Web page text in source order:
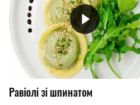
Равіолі зі шпинатом